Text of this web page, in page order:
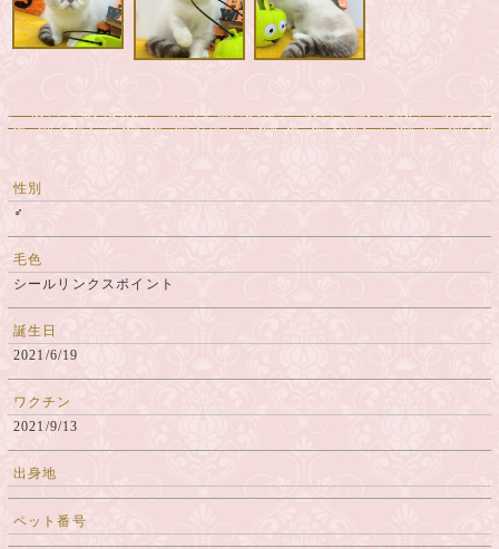
性別
♂
毛色
シールリンクスポイント
誕生日
2021/6/19
ワクチン
2021/9/13
出身地
ペット番号